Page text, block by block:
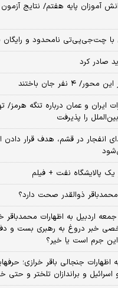
آموزان پایه هفتم/ نتایج
چت‌جی‌پی‌تی نامحدود و رایگان
صادر کرد
نفر جان باختند
ایران و عمان درباره تنگه هرمز/
را پذیرفت
انفجار در قشم، هدف قرار
پالایشگاه نفت + فیلم
ذوالقدر صحت دارد؟
اردبیل به اظهارات
خبر دروغ به رهبری بست و
این جرم است یا خیر؟
جنجالی باقر خرازی؛
اسرائیل و براندازان تلختر و حتی